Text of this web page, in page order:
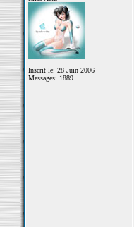
Inscrit le: 28 Juin 2006
Messages: 1889